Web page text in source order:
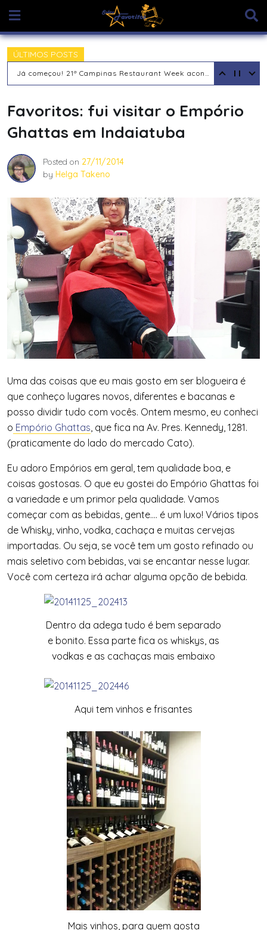
content
ÚLTIMOS POSTS
NB Steak lança Menu Essencial
Favoritos: fui visitar o Empório
Ghattas em Indaiatuba
Posted on 27/11/2014
by Helga Takeno
Uma das coisas que eu mais gosto em ser blogueira é
que conheço lugares novos, diferentes e bacanas e
posso dividir tudo com vocês. Ontem mesmo, eu conheci
o Empório Ghattas, que fica na Av. Pres. Kennedy, 1281.
(praticamente do lado do mercado Cato).
Eu adoro Empórios em geral, tem qualidade boa, e
coisas gostosas. O que eu gostei do Empório Ghattas foi
a variedade e um primor pela qualidade. Vamos
começar com as bebidas, gente…. é um luxo! Vários tipos
de Whisky, vinho, vodka, cachaça e muitas cervejas
importadas. Ou seja, se você tem um gosto refinado ou
mais seletivo com bebidas, vai se encantar nesse lugar.
Você com certeza irá achar alguma opção de bebida.
Dentro da adega tudo é bem separado
e bonito. Essa parte fica os whiskys, as
vodkas e as cachaças mais embaixo
Aqui tem vinhos e frisantes
Mais vinhos, para quem gosta